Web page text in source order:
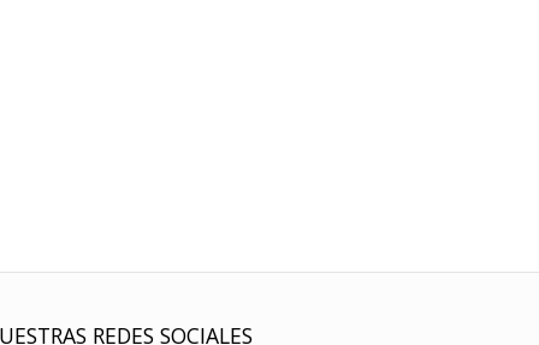
REDES SOCIALES